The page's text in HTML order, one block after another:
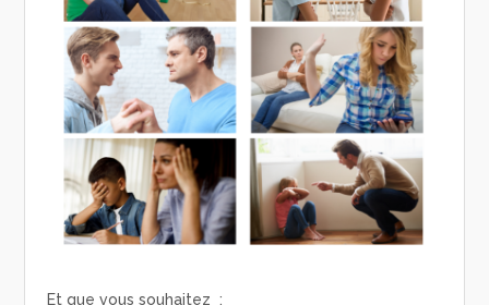
Et que vous souhaitez :